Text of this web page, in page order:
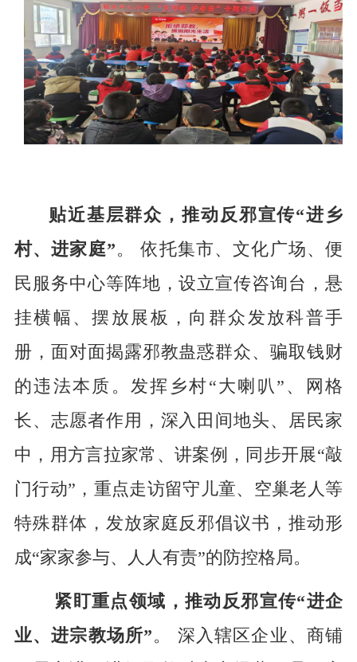
贴近基层群众，推动反邪宣传“进乡
村、进家庭”。
依托集市、文化广场、便
民服务中心等阵地，设立宣传咨询台，悬
挂横幅、摆放展板，向群众发放科普手
册，面对面揭露邪教蛊惑群众、骗取钱财
的违法本质。发挥乡村“大喇叭”、网格
长、志愿者作用，深入田间地头、居民家
中，用方言拉家常、讲案例，同步开展“敲
门行动”，重点走访留守儿童、空巢老人等
特殊群体，发放家庭反邪倡议书，推动形
成“家家参与、人人有责”的防控格局。
紧盯重点领域，推动反邪宣传“进企
业、进宗教场所”。
深入辖区企业、商铺